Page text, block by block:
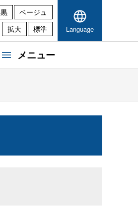
黒
ベージュ
拡大 標準 Language
メニュー